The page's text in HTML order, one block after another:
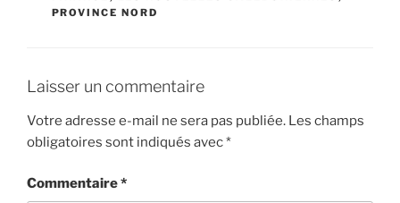
PROVINCE NORD
Laisser un commentaire
Votre adresse e-mail ne sera pas publiée. Les champs
obligatoires sont indiqués avec*
Commentaire*